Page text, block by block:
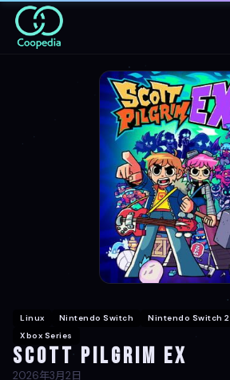
Linux Nintendo Switch Nintendo Switch 2
Xbox Series
Scott Pilgrim EX
2026年3月2日